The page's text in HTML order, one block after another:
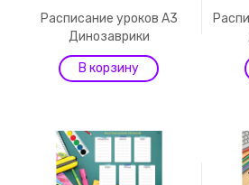
Расписание уроков А3
Динозаврики